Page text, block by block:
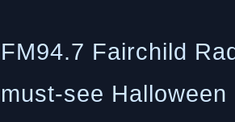
FM94.7 Fairchild
must-see